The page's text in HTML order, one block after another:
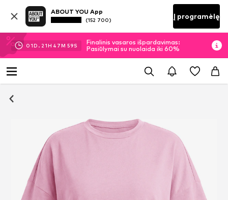
ABOUT YOU App
(152 700) Į programėlę
01D. 21H 47M 59S
Finalinis vasaros išpardavimas:
Pasiūlymai su nuolaida iki 60%